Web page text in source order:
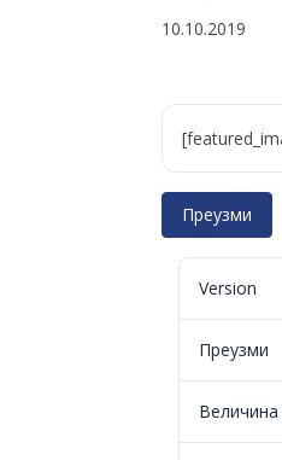
10.10.2019
Преузми
Version
Преузми